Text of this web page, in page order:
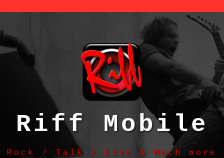
Riff Mobile
Rock / Talk / Live & Much more